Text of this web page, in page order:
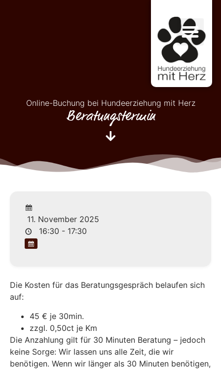
Online-Buchung bei Hundeerziehung mit Herz
Beratungstermin
11. November 2025
16:30 - 17:30
Die Kosten für das Beratungsgespräch belaufen sich
auf:
45 € je 30min.
zzgl. 0,50ct je Km
Die Anzahlung gilt für 30 Minuten Beratung – jedoch
keine Sorge: Wir lassen uns alle Zeit, die wir
benötigen. Wenn wir länger als 30 Minuten benötigen,